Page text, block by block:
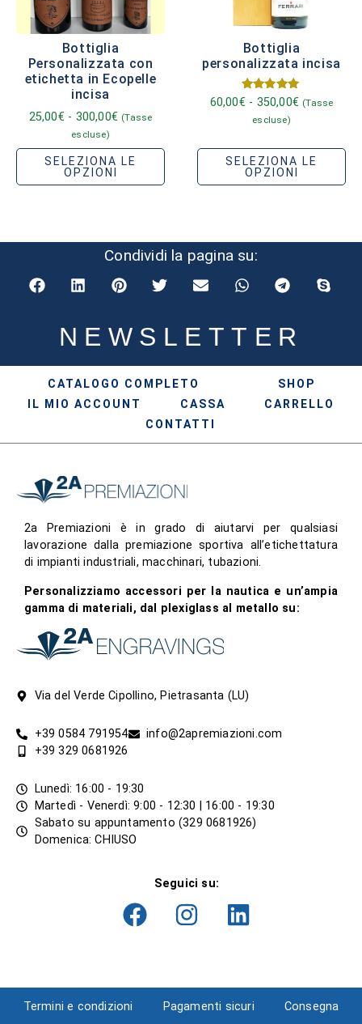
Bottiglia
Personalizzata con
etichetta in Ecopelle
incisa
25,00€ - 300,00€ (Tasse
escluse)
SELEZIONA LE
OPZIONI
Bottiglia
personalizzata incisa
Valutato
5.00
su 5
60,00€ - 350,00€ (Tasse
escluse)
SELEZIONA LE
OPZIONI
Condividi la pagina su:
NEWSLETTER
CATALOGO COMPLETO
SHOP
IL MIO ACCOUNT
CASSA
CARRELLO
CONTATTI
2a Premiazioni è in grado di aiutarvi per qualsiasi
lavorazione dalla premiazione sportiva all’etichettatura
di impianti industriali, macchinari, tubazioni.
Personalizziamo accessori per la nautica e un’ampia
gamma di materiali, dal plexiglass al metallo su:
Via del Verde Cipollino, Pietrasanta (LU)
+39 0584 791954
info@2apremiazioni.com
+39 329 0681926
Lunedì: 16:00 - 19:30
Martedì - Venerdì: 9:00 - 12:30 | 16:00 - 19:30
Sabato su appuntamento (329 0681926)
Domenica: CHIUSO
Seguici su:
Termini e condizioni Pagamenti sicuri
Consegna